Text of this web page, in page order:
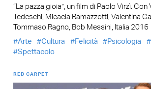
“La pazza gioia”, un film di Paolo Virzì. Con
Tedeschi, Micaela Ramazzotti, Valentina
Tommaso Ragno, Bob Messini, Italia 2016
Arte
Cultura Felicità Psicologia
Spettacolo
RED CARPET